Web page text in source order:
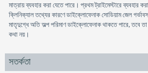
মাত্রায় ব্যবহার করা যেতে পারে। প্রথম ট্রাইমেস্টারে ব্যবহার
ক্লিনিক্যাল তথ্যের কারণে ডাইক্লোফেনাক সোডিয়াম জেল
মাতৃদুগ্ধে অতি অল্প পরিমাণ ডাইক্লোফেনাক থাকতে পারে, তবে
কথা নয়।
সতর্কতা